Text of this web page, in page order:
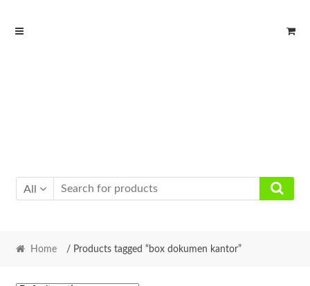
Skip
Skip
All
Home / Products tagged “box dokumen kantor”